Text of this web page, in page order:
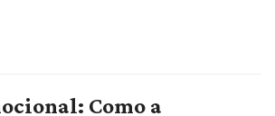
Como a